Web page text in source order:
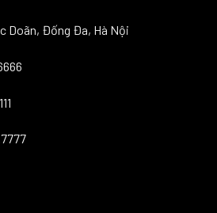
Doãn, Đống Đa, Hà Nội